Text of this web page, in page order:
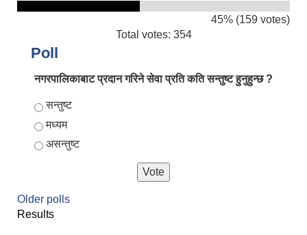
45% (159 votes)
Total votes: 354
Poll
नगरपालिकाबाट प्रदान गरिने सेवा प्रति कति सन्तुष्ट हुनुहुन्छ ?
Choices
सन्तुष्ट
मध्यम
असन्तुष्ट
Older polls
Results